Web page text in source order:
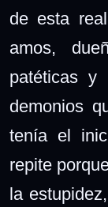
de esta
amos,
patéticas y
demonios
tenía el
repite
la